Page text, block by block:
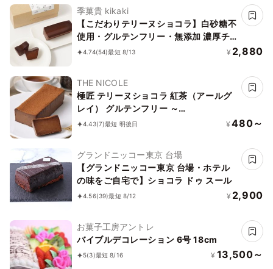
季菓貴 kikaki
【こだわりテリーヌショコラ】白砂糖不
使用・グルテンフリー・無添加 濃厚チ
ョコレートケーキ ガトーショコラ
4.74(54)最短 8/13 ¥ 2,880
THE NICOLE
極匠 テリーヌショコラ 紅茶（アールグ
レイ） グルテンフリー ～
TOROKETERU～【濃厚な口溶けは美味
4.43(7)最短 明後日 ¥ 480～
グランドニッコー東京 台場
【グランドニッコー東京 台場・ホテル
の味をご自宅で】ショコラ ドゥ スール
4.56(39)最短 8/12 ¥ 2,900
お菓子工房アントレ
バイブルデコレーション 6号 18cm
5(3)最短 8/16 ¥ 13,500～